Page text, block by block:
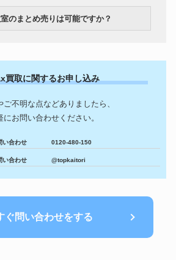
室のまとめ売りは可能ですか？
買取に関するお申し込み
ご不明な点などありましたら、
にお問い合わせください。
い合わせ 0120-480-150
い合わせ @topkaitori
ぐ問い合わせをする